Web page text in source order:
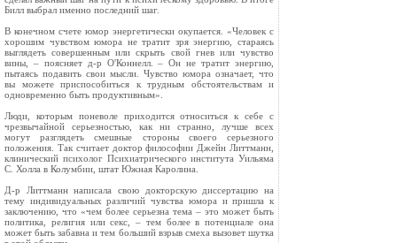
Билл выбрал именно последний шаг.
В конечном счете юмор энергетически окупается. «Человек с
хорошим чувством юмора не тратит зря энергию, стараясь
выглядеть совершенным или скрыть свой гнев или чувство
вины, – поясняет д-р О'Коннелл. – Он не тратит энергию,
пытаясь подавить свои мысли. Чувство юмора означает, что
вы можете приспособиться к трудным обстоятельствам и
одновременно быть продуктивным».
Люди, которым поневоле приходится относиться к себе с
чрезвычайной серьезностью, как ни странно, лучше всех
могут разглядеть смешные стороны своего серьезного
положения. Так считает доктор философии Джейн Литтманн,
клинический психолог Психиатрического института Уильяма
С. Холла в Колумбии, штат Южная Каролина.
Д-р Литтманн написала свою докторскую диссертацию на
тему индивидуальных различий чувства юмора и пришла к
заключению, что «чем более серьезна тема – это может быть
политика, религия или секс, – тем более в потенциале она
может быть забавна и тем больший взрыв смеха вызовет шутка